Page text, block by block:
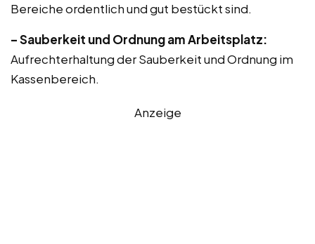
Bereiche ordentlich und gut bestückt sind.
– Sauberkeit und Ordnung am Arbeitsplatz:
Aufrechterhaltung der Sauberkeit und Ordnung im
Kassenbereich.
Anzeige